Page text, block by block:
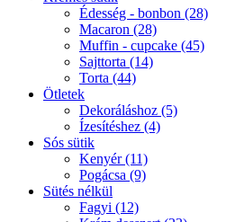
Édesség - bonbon (28)
Macaron (28)
Muffin - cupcake (45)
Sajttorta (14)
Torta (44)
Ötletek
Dekoráláshoz (5)
Ízesítéshez (4)
Sós sütik
Kenyér(11)
Pogácsa (9)
Sütés nélkül
Fagyi (12)